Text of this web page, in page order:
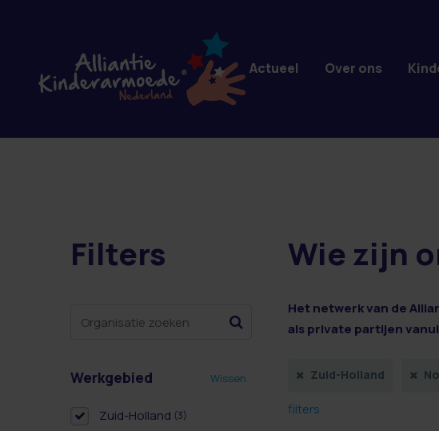
8 resultaten
Filters
Werkgebied Wissen
Zuid-Holland (3)
Wie zijn
Het netwerk van de
als private partijen
Zuid-Holland
filters
Actueel Over ons